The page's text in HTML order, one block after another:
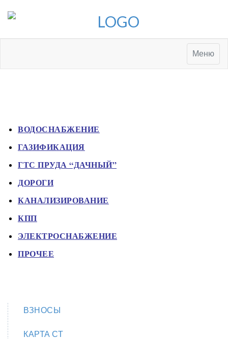
Toggle
Меню
ВОДОСНАБЖЕНИЕ
ГАЗИФИКАЦИЯ
ГТС ПРУДА “ДАЧНЫЙ”
ДОРОГИ
КАНАЛИЗИРОВАНИЕ
КПП
ЭЛЕКТРОСНАБЖЕНИЕ
ПРОЧЕЕ
ВЗНОСЫ
КАРТА СТ